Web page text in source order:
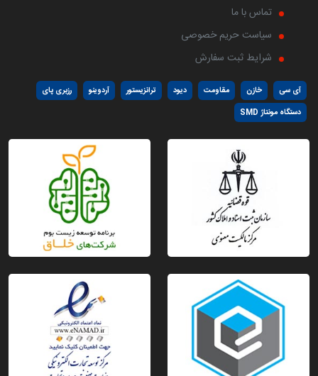
تماس با ما
سیاست حریم خصوصی
شرایط ثبت سفارش
آی سی خازن مقاومت دیود ترانزیستور آردوینو
رزبری پای
دستگاه مونتاژ SMD